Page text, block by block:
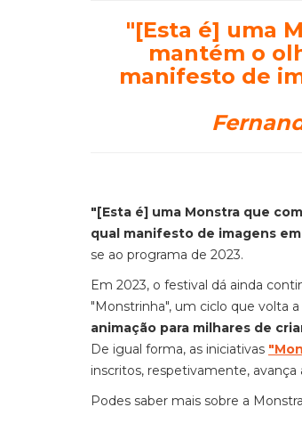
"[Esta é] uma
mantém o
manifesto de
"[Esta é] uma Monstra que
qual manifesto de imagens
se ao programa de 2023.
Em 2023, o festival dá ainda
"Monstrinha", um ciclo que volta a
animação para milhares de
De igual forma, as iniciativas
inscritos, respetivamente, avança
Podes saber mais sobre a